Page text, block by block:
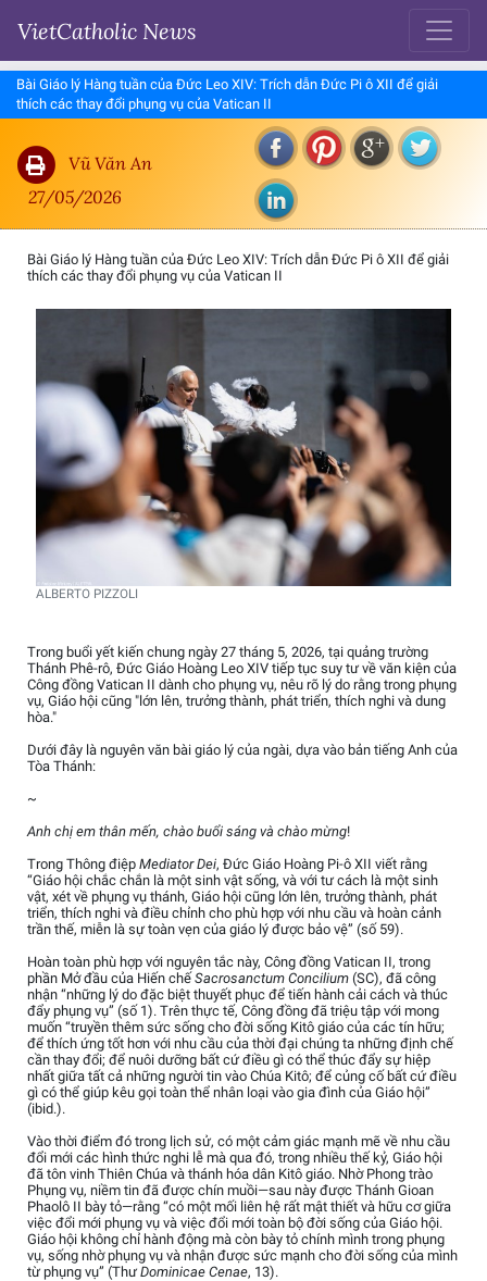
VietCatholic News
Bài Giáo lý Hàng tuần của Đức Leo XIV: Trích dẫn Đức Pi ô XII để giải
thích các thay đổi phụng vụ của Vatican II
Vũ Văn An
27/05/2026
Bài Giáo lý Hàng tuần của Đức Leo XIV: Trích dẫn Đức Pi ô XII để giải
thích các thay đổi phụng vụ của Vatican II
ALBERTO PIZZOLI
Trong buổi yết kiến chung ngày 27 tháng 5, 2026, tại quảng trường
Thánh Phê-rô, Đức Giáo Hoàng Leo XIV tiếp tục suy tư về văn kiện của
Công đồng Vatican II dành cho phụng vụ, nêu rõ lý do rằng trong phụng
vụ, Giáo hội cũng "lớn lên, trưởng thành, phát triển, thích nghi và dung
hòa."
Dưới đây là nguyên văn bài giáo lý của ngài, dựa vào bản tiếng Anh của
Tòa Thánh:
~
Anh chị em thân mến, chào buổi sáng và chào mừng!
Trong Thông điệp Mediator Dei, Đức Giáo Hoàng Pi-ô XII viết rằng
“Giáo hội chắc chắn là một sinh vật sống, và với tư cách là một sinh
vật, xét về phụng vụ thánh, Giáo hội cũng lớn lên, trưởng thành, phát
triển, thích nghi và điều chỉnh cho phù hợp với nhu cầu và hoàn cảnh
trần thế, miễn là sự toàn vẹn của giáo lý được bảo vệ” (số 59).
Hoàn toàn phù hợp với nguyên tắc này, Công đồng Vatican II, trong
phần Mở đầu của Hiến chếSacrosanctum Concilium (SC), đã công
nhận “những lý do đặc biệt thuyết phục để tiến hành cải cách và thúc
đẩy phụng vụ” (số 1). Trên thực tế, Công đồng đã triệu tập với mong
muốn “truyền thêm sức sống cho đời sống Kitô giáo của các tín hữu;
để thích ứng tốt hơn với nhu cầu của thời đại chúng ta những định chế
cần thay đổi; để nuôi dưỡng bất cứ điều gì có thể thúc đẩy sự hiệp
nhất giữa tất cả những người tin vào Chúa Kitô; để củng cố bất cứ điều
gì có thể giúp kêu gọi toàn thể nhân loại vào gia đình của Giáo hội”
(ibid.).
Vào thời điểm đó trong lịch sử, có một cảm giác mạnh mẽ về nhu cầu
đổi mới các hình thức nghi lễ mà qua đó, trong nhiều thế kỷ, Giáo hội
đã tôn vinh Thiên Chúa và thánh hóa dân Kitô giáo. Nhờ Phong trào
Phụng vụ, niềm tin đã được chín muồi—sau này được Thánh Gioan
Phaolô II bày tỏ—rằng “có một mối liên hệ rất mật thiết và hữu cơ giữa
việc đổi mới phụng vụ và việc đổi mới toàn bộ đời sống của Giáo hội.
Giáo hội không chỉ hành động mà còn bày tỏ chính mình trong phụng
vụ, sống nhờ phụng vụ và nhận được sức mạnh cho đời sống của mình
từ phụng vụ” (Thư Dominicae Cenae, 13).